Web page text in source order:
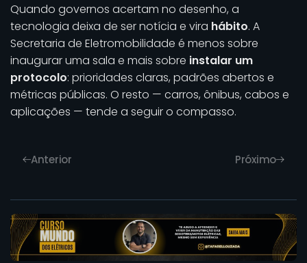
Quando governos acertam no desenho, a
tecnologia deixa de ser notícia e vira hábito. A
Secretaria de Eletromobilidade é menos sobre
inaugurar uma sala e mais sobre instalar um
protocolo: prioridades claras, padrões abertos e
métricas públicas. O resto — carros, ônibus, cabos e
aplicações — tende a seguir o compasso.
Anterior Próximo